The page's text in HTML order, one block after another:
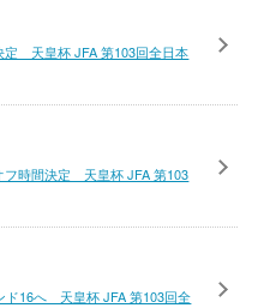
定 天皇杯 JFA 第103回全日本
フ時間決定 天皇杯 JFA 第103
ド16へ 天皇杯 JFA 第103回全